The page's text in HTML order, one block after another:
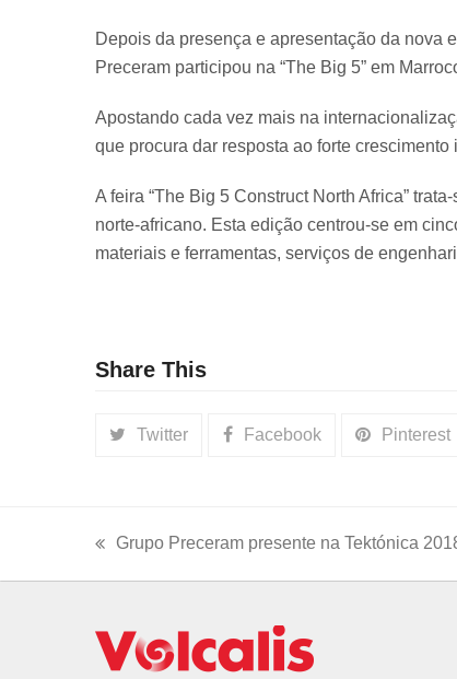
Depois da presença e apresentação da nova
Preceram participou na “The Big 5” em
Apostando cada vez mais na
que procura dar resposta ao forte
A feira “The Big 5 Construct North Africa”
norte-africano. Esta edição centrou-se em
materiais e ferramentas, serviços de
Share This
Twitter Facebook Pinterest
previous
post:
Grupo Preceram presente na Tektónica